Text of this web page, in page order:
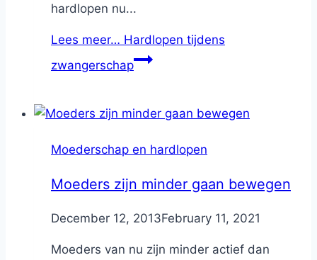
hardlopen nu...
Lees meer… Hardlopen tijdens
zwangerschap
Moederschap en hardlopen
Moeders zijn minder gaan bewegen
ByNicole
December 12, 2013February 11, 2021
Moeders van nu zijn minder actief dan